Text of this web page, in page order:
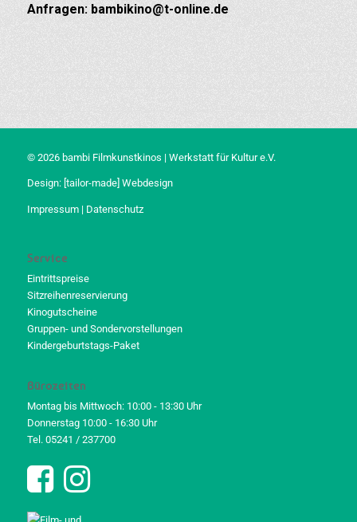
Anfragen: bambikino@t-online.de
© 2026 bambi Filmkunstkinos | Werkstatt für Kultur e.V.
Design: [tailor-made] Webdesign
Impressum| Datenschutz
Service
Eintrittspreise
Sitzreihenreservierung
Kinogutscheine
Gruppen- und Sondervorstellungen
Kindergeburtstags-Paket
Bürozeiten
Montag bis Mittwoch: 10:00 - 13:30 Uhr
Donnerstag 10:00 - 16:30 Uhr
Tel. 05241 / 237700